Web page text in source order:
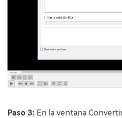
Paso 3: En la ventana